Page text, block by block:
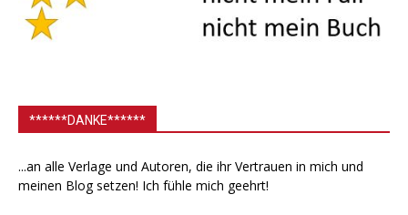
******DANKE******
...an alle Verlage und Autoren, die ihr Vertrauen in mich und
meinen Blog setzen! Ich fühle mich geehrt!